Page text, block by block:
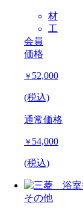
材
工
会員
価格
￥ 52,000
(税込)
通常価格
￥ 54,000
(税込)
その他